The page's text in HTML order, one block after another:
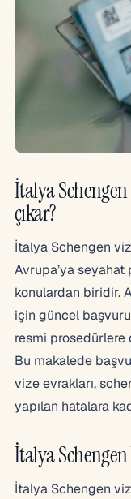
İtalya
çıkar?
İtalya Schengen
Avrupa’ya
konulardan biridir.
için güncel
resmi prosedürlere
Bu makalede
vize evrakları,
yapılan hatalara
İtalya
İtalya Schengen